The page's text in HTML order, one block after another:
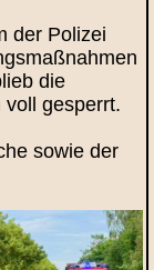
der Polizei
die
gesperrt.
sowie der